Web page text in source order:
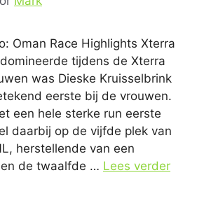
Oman Race Highlights Xterra
tijdens de Xterra
was Dieske Kruisselbrink
eerste bij de vrouwen.
een hele sterke run eerste
daarbij op de vijfde plek van
herstellende van een
de twaalfde … Lees verder